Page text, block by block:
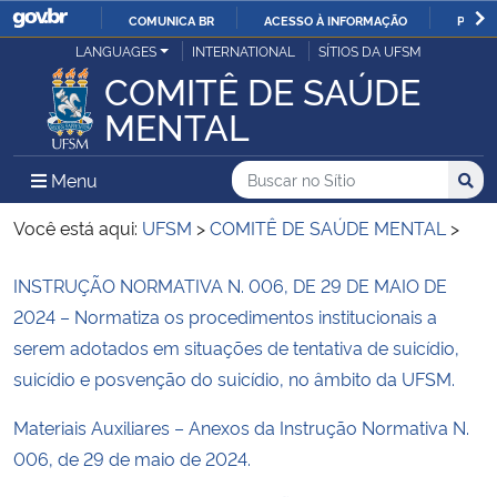
IR
PARA
CONTEÚDO
COMUNICA BR ACESSO À INFORMAÇÃO
Ministério da Justiça e Segurança Pública
Ministério da Defesa
Ministério das Relações Exteriores
Ministério da Economia
Ministério da Infraestrutura
Ministério da Educação
LANGUAGES INTERNATIONAL SÍTIOS DA UFSM
COMITÊ DE SAÚDE
MENTAL
Menu Menu Principal do Sítio
Busca
Buscar no no Sítio
Busca:
Você está aqui: UFSM >COMITÊ DE SAÚDE MENTAL >
Início do conteúdo
INSTRUÇÃO NORMATIVA N. 006, DE 29 DE MAIO DE
2024 – Normatiza os procedimentos institucionais a
serem adotados em situações de tentativa de suicídio,
suicídio e posvenção do suicídio, no âmbito da UFSM.
Materiais Auxiliares – Anexos da Instrução Normativa N.
006, de 29 de maio de 2024.